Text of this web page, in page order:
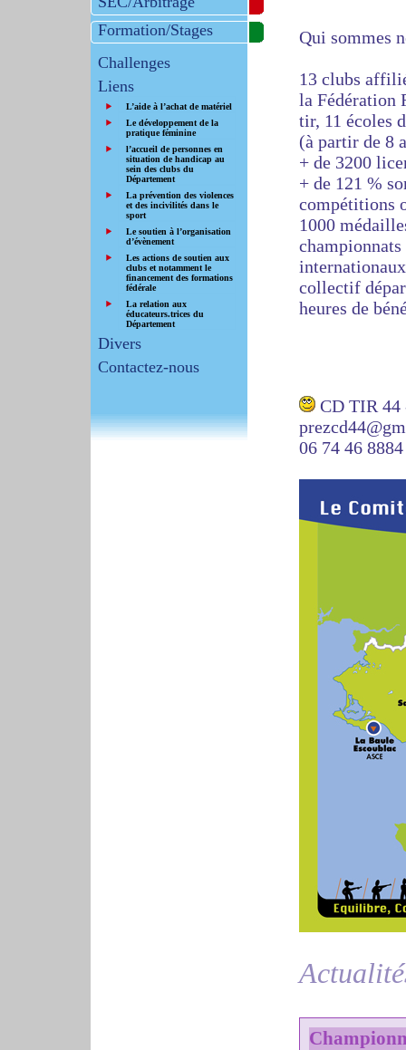
Formation/Stages
Challenges
Liens
L’aide à l’achat de matériel
Le développement de la
pratique féminine
l’accueil de personnes en
situation de handicap au
sein des clubs du
Département
La prévention des violences
et des incivilités dans le
sport
Le soutien à l’organisation
d’évènement
Les actions de soutien aux
clubs et notamment le
financement des formations
fédérale
La relation aux
éducateurs.trices du
Département
Divers
Contactez-nous
Qui sommes
13 clubs
la Fédération
tir, 11 écoles
(à partir de 8
+ de 3200
+ de 121 %
compétitions
1000
collectif
heures de
CD TIR 44
06 74 46 8884